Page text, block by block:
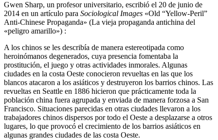
Gwen Sharp, un profesor universitario, escribió el 20 de junio de
2014 en un artículo para Sociological Images «Old “Yellow-Peril”
Anti-Chinese Propaganda» (La vieja propaganda antichina del
«peligro amarillo») :
A los chinos se les describía de manera estereotipada como
heroinómanos degenerados, cuya presencia fomentaba la
prostitución, el juego y otras actividades inmorales. Algunas
ciudades en la costa Oeste conocieron revueltas en las que los
blancos atacaron a los asiáticos y destruyeron los barrios chinos. Las
revueltas en Seattle en 1886 hicieron que prácticamente toda la
población china fuera agrupada y enviada de manera forzosa a San
Francisco. Situaciones parecidas en otras ciudades llevaron a los
trabajadores chinos dispersos por todo el Oeste a desplazarse a otros
lugares, lo que provocó el crecimiento de los barrios asiáticos en
algunas grandes ciudades de las costa Oeste.